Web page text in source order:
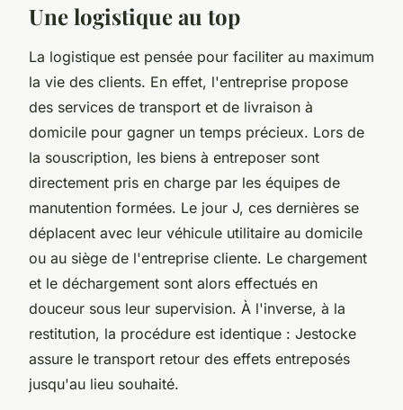
Une logistique au top
La logistique est pensée pour faciliter au maximum
la vie des clients. En effet, l'entreprise propose
des services de transport et de livraison à
domicile pour gagner un temps précieux. Lors de
la souscription, les biens à entreposer sont
directement pris en charge par les équipes de
manutention formées. Le jour J, ces dernières se
déplacent avec leur véhicule utilitaire au domicile
ou au siège de l'entreprise cliente. Le chargement
et le déchargement sont alors effectués en
douceur sous leur supervision. À l'inverse, à la
restitution, la procédure est identique : Jestocke
assure le transport retour des effets entreposés
jusqu'au lieu souhaité.